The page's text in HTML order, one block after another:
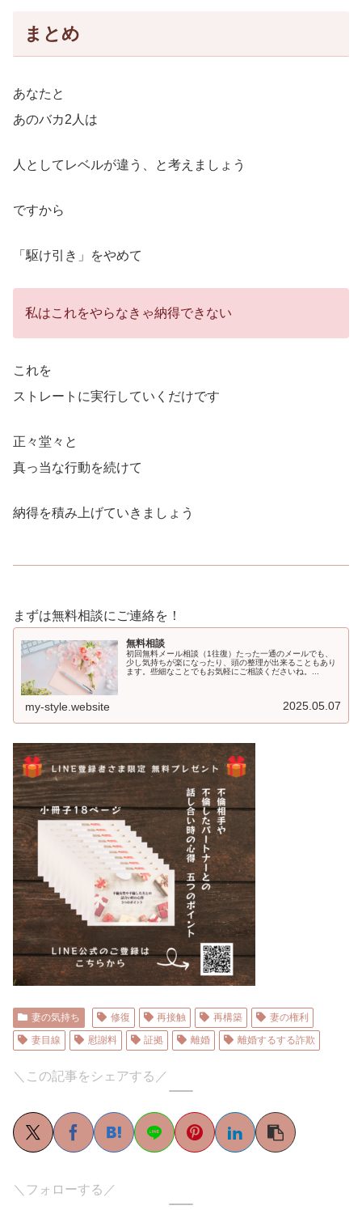
まとめ
あなたと
あのバカ2人は
人としてレベルが違う、と考えましょう
ですから
「駆け引き」をやめて
私はこれをやらなきゃ納得できない
これを
ストレートに実行していくだけです
正々堂々と
真っ当な行動を続けて
納得を積み上げていきましょう
まずは無料相談にご連絡を！
無料相談
初回無料メール相談（1往復）たった一通のメールでも、
少し気持ちが楽になったり、頭の整理が出来ることもあり
ます。些細なことでもお気軽にご相談くださいね。...
my-style.website 2025.05.07
妻の気持ち 修復 再接触 再構築
妻の権利
妻目線
慰謝料 証拠 離婚 離婚するする詐欺
＼この記事をシェアする／
＼フォローする／